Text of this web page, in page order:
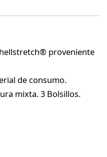
proveniente
de consumo.
mixta. 3 Bolsillos.